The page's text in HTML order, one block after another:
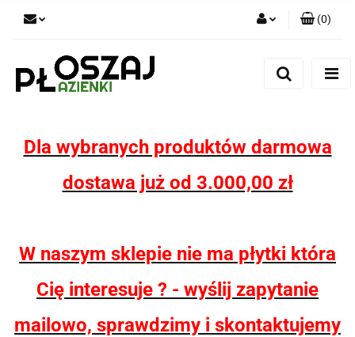
(0)
Dla wybranych produktów darmowa
dostawa już od 3.000,00 zł
W naszym sklepie nie ma płytki która
Cię interesuje ? - wyślij zapytanie
mailowo, sprawdzimy i skontaktujemy